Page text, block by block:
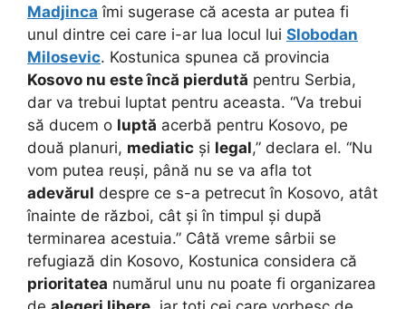
Madjinca îmi sugerase că acesta ar putea fi
unul dintre cei care i-ar lua locul lui Slobodan
Milosevic. Kostunica spunea că provincia
Kosovo nu este încă pierdută pentru Serbia,
dar va trebui luptat pentru aceasta. “Va trebui
să ducem o luptă acerbă pentru Kosovo, pe
două planuri, mediatic și legal,” declara el. “Nu
vom putea reuși, până nu se va afla tot
adevărul despre ce s-a petrecut în Kosovo, atât
înainte de război, cât și în timpul și după
terminarea acestuia.” Câtă vreme sârbii se
refugiază din Kosovo, Kostunica considera că
prioritatea numărul unu nu poate fi organizarea